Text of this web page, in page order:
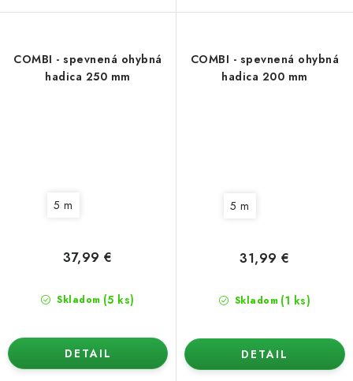
COMBI - spevnená ohybná
hadica 250 mm
5 m
Skladom (5 ks)
37,99 €
DETAIL
COMBI - spevnená ohybná
hadica 200 mm
5 m
Skladom (1 ks)
31,99 €
DETAIL